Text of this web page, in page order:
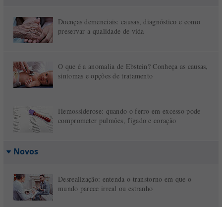
Doenças demenciais: causas, diagnóstico e como
preservar a qualidade de vida
O que é a anomalia de Ebstein? Conheça as causas,
sintomas e opções de tratamento
Hemossiderose: quando o ferro em excesso pode
comprometer pulmões, fígado e coração
Novos
Desrealização: entenda o transtorno em que o
mundo parece irreal ou estranho